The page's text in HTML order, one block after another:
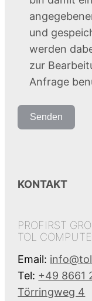
und
werden
zur
Anfrage
Senden
KONTAKT
PROFIRST
TOL
Email:
Tel: +49 8661
Törringweg 4